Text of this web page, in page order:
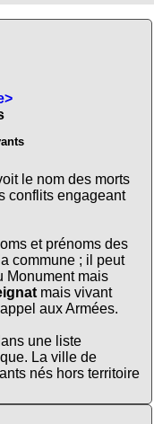
le nom des morts
conflits engageant
et prénoms des
commune ; il peut
Monument mais
mais vivant
aux Armées.
une liste
La ville de
nés hors territoire